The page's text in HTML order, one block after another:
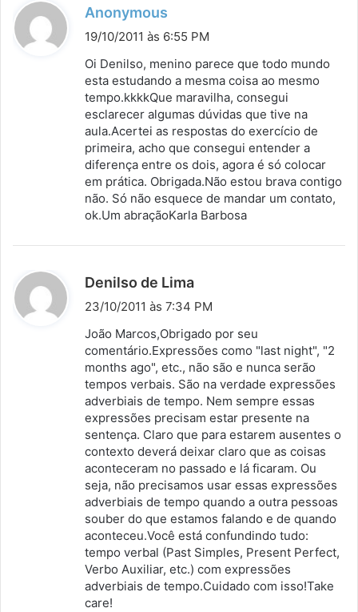
Anonymous
i
s
e
:
19/10/2011 às 6:55 PM
Oi Denilso, menino parece que todo mundo
esta estudando a mesma coisa ao mesmo
tempo.kkkkQue maravilha, consegui
esclarecer algumas dúvidas que tive na
aula.Acertei as respostas do exercício de
primeira, acho que consegui entender a
diferença entre os dois, agora é só colocar
em prática. Obrigada.Não estou brava contigo
não. Só não esquece de mandar um contato,
ok.Um abraçãoKarla Barbosa
Denilso de Lima
i
s
e
:
23/10/2011 às 7:34 PM
João Marcos,Obrigado por seu
comentário.Expressões como "last night", "2
months ago", etc., não são e nunca serão
tempos verbais. São na verdade expressões
adverbiais de tempo. Nem sempre essas
expressões precisam estar presente na
sentença. Claro que para estarem ausentes o
contexto deverá deixar claro que as coisas
aconteceram no passado e lá ficaram. Ou
seja, não precisamos usar essas expressões
adverbiais de tempo quando a outra pessoas
souber do que estamos falando e de quando
aconteceu.Você está confundindo tudo:
tempo verbal (Past Simples, Present Perfect,
Verbo Auxiliar, etc.) com expressões
adverbiais de tempo.Cuidado com isso!Take
care!